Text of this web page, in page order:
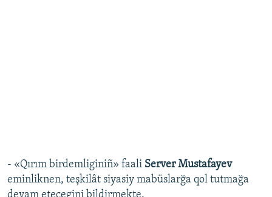
- «Qırım birdemliginiñ» faali Server Mustafayev
eminliknen, teşkilât siyasiy mabüslarğa qol tutmağa